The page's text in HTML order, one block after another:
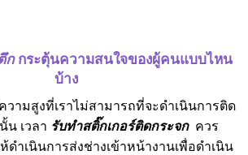
กกระตุ้นความสนใจของผู้คนแบบไหน
บ้าง
ามสูงที่เราไม่สามารถที่จะดำเนินการติด
น เวลา รับทําสติ๊กเกอร์ติดกระจก ควร
ดำเนินการส่งช่างเข้าหน้างานเพื่อดำเนิน